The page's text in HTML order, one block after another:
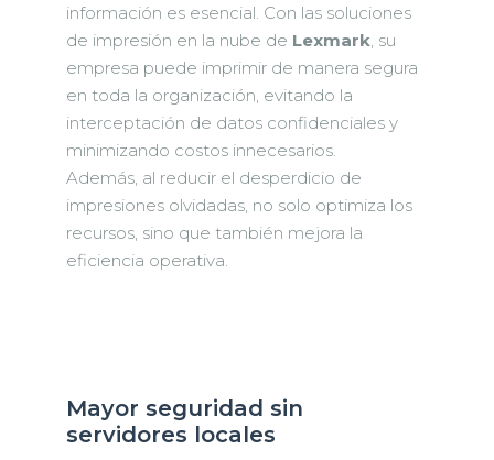
información es esencial. Con las soluciones
de impresión en la nube de Lexmark , su
empresa puede imprimir de manera segura
en toda la organización, evitando la
interceptación de datos confidenciales y
minimizando costos innecesarios.
Además, al reducir el desperdicio de
impresiones olvidadas, no solo optimiza los
recursos, sino que también mejora la
eficiencia operativa.
Mayor seguridad sin
servidores locales